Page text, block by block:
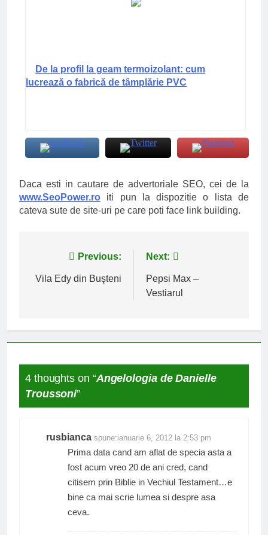
De la profil la geam termoizolant: cum
lucrează o fabrică de tâmplărie PVC
Daca esti in cautare de advertoriale SEO, cei de la
www.SeoPower.ro iti pun la dispozitie o lista de
cateva sute de site-uri pe care poti face link building.
Navigare
în
Previous:
Vila Edy din Buşteni
Next:
Pepsi Max –
Vestiarul
4 thoughts on “Angelologia de Danielle
Troussoni”
rusbianca spune:ianuarie 6, 2012 la 2:53 pm
Prima data cand am aflat de specia asta a
fost acum vreo 20 de ani cred, cand
citisem prin Biblie in Vechiul Testament…e
bine ca mai scrie lumea si despre asa
ceva.